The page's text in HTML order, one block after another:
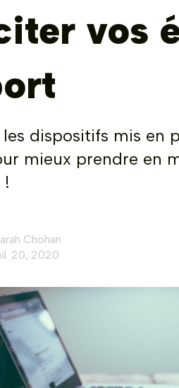
vos
les dispositifs mis en
mieux prendre en
!
Chohan
20, 2020